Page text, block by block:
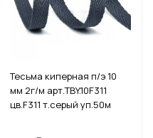
Тесьма киперная п/э 10
мм 2г/м арт.TBY.10F311
цв.F311 т.серый уп.50м